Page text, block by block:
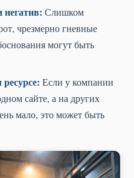
Слишком
чрезмерно гневные
могут быть
Если у компании
сайте, а на других
мало, это может быть